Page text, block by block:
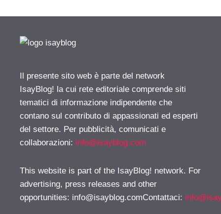
Il presente sito web è parte del network
IsayBlog! la cui rete editoriale comprende siti
tematici di informazione indipendente che
contano sul contributo di appassionati ed esperti
del settore. Per pubblicità, comunicati e
collaborazioni: info@isayblog.com
This website is part of the IsayBlog! network. For
advertising, press releases and other
opportunities: info@isayblog.comContattaci: